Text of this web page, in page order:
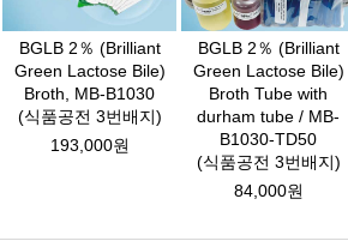
BGLB 2％ (Brilliant
Green Lactose Bile)
Broth, MB-B1030
(식품공전 3번배지)
193,000원
BGLB 2％ (Brilliant
Green Lactose Bile)
Broth Tube with
durham tube / MB-
B1030-TD50
(식품공전 3번배지)
84,000원